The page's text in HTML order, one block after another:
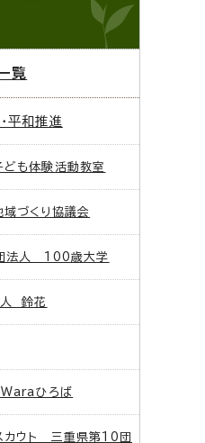
覧
平和推進
ども体験活動教室
域づくり協議会
法人 100歳大学
鈴花
ひろば
カウト 三重県第10団